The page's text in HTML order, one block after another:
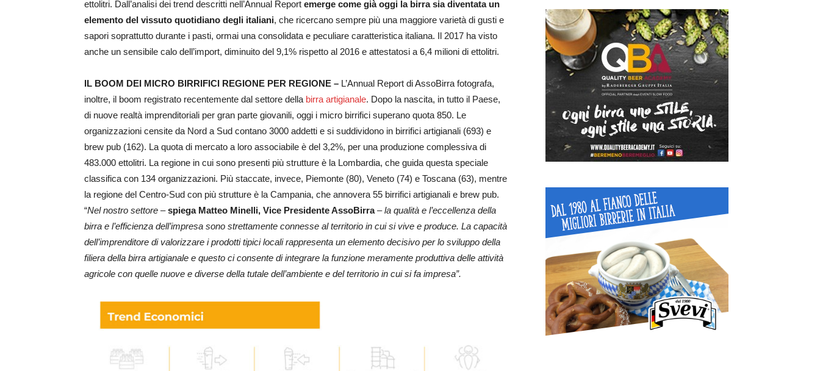
ettolitri. Dall’analisi dei trend descritti nell’Annual Report emerge come già oggi la birra sia diventata un
elemento del vissuto quotidiano degli italiani, che ricercano sempre più una maggiore varietà di gusti e
sapori soprattutto durante i pasti, ormai una consolidata e peculiare caratteristica italiana. Il 2017 ha visto
anche un sensibile calo dell’import, diminuito del 9,1% rispetto al 2016 e attestatosi a 6,4 milioni di ettolitri.
IL BOOM DEI MICRO BIRRIFICI REGIONE PER REGIONE – L’Annual Report di AssoBirra fotografa,
inoltre, il boom registrato recentemente dal settore della birra artigianale. Dopo la nascita, in tutto il Paese,
di nuove realtà imprenditoriali per gran parte giovanili, oggi i micro birrifici superano quota 850. Le
organizzazioni censite da Nord a Sud contano 3000 addetti e si suddividono in birrifici artigianali (693) e
brew pub (162). La quota di mercato a loro associabile è del 3,2%, per una produzione complessiva di
483.000 ettolitri. La regione in cui sono presenti più strutture è la Lombardia, che guida questa speciale
classifica con 134 organizzazioni. Più staccate, invece, Piemonte (80), Veneto (74) e Toscana (63), mentre
la regione del Centro-Sud con più strutture è la Campania, che annovera 55 birrifici artigianali e brew pub.
“Nel nostro settore –spiega Matteo Minelli, Vice Presidente AssoBirra–la qualità e l’eccellenza della
birra e l’efficienza dell’impresa sono strettamente connesse al territorio in cui si vive e produce. La capacità
dell’imprenditore di valorizzare i prodotti tipici locali rappresenta un elemento decisivo per lo sviluppo della
filiera della birra artigianale e questo ci consente di integrare la funzione meramente produttiva delle attività
agricole con quelle nuove e diverse della tutale dell’ambiente e del territorio in cui si fa impresa”.